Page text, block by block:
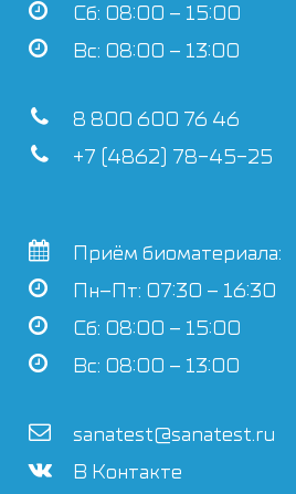
Сб: 08:00 – 15:00
Вс: 08:00 – 13:00
8 800 600 76 46
+7 (4862) 78-45-25
Приём биоматериала:
Пн–Пт: 07:30 – 16:30
Сб: 08:00 – 15:00
Вс: 08:00 – 13:00
sanatest@sanatest.ru
В Контакте